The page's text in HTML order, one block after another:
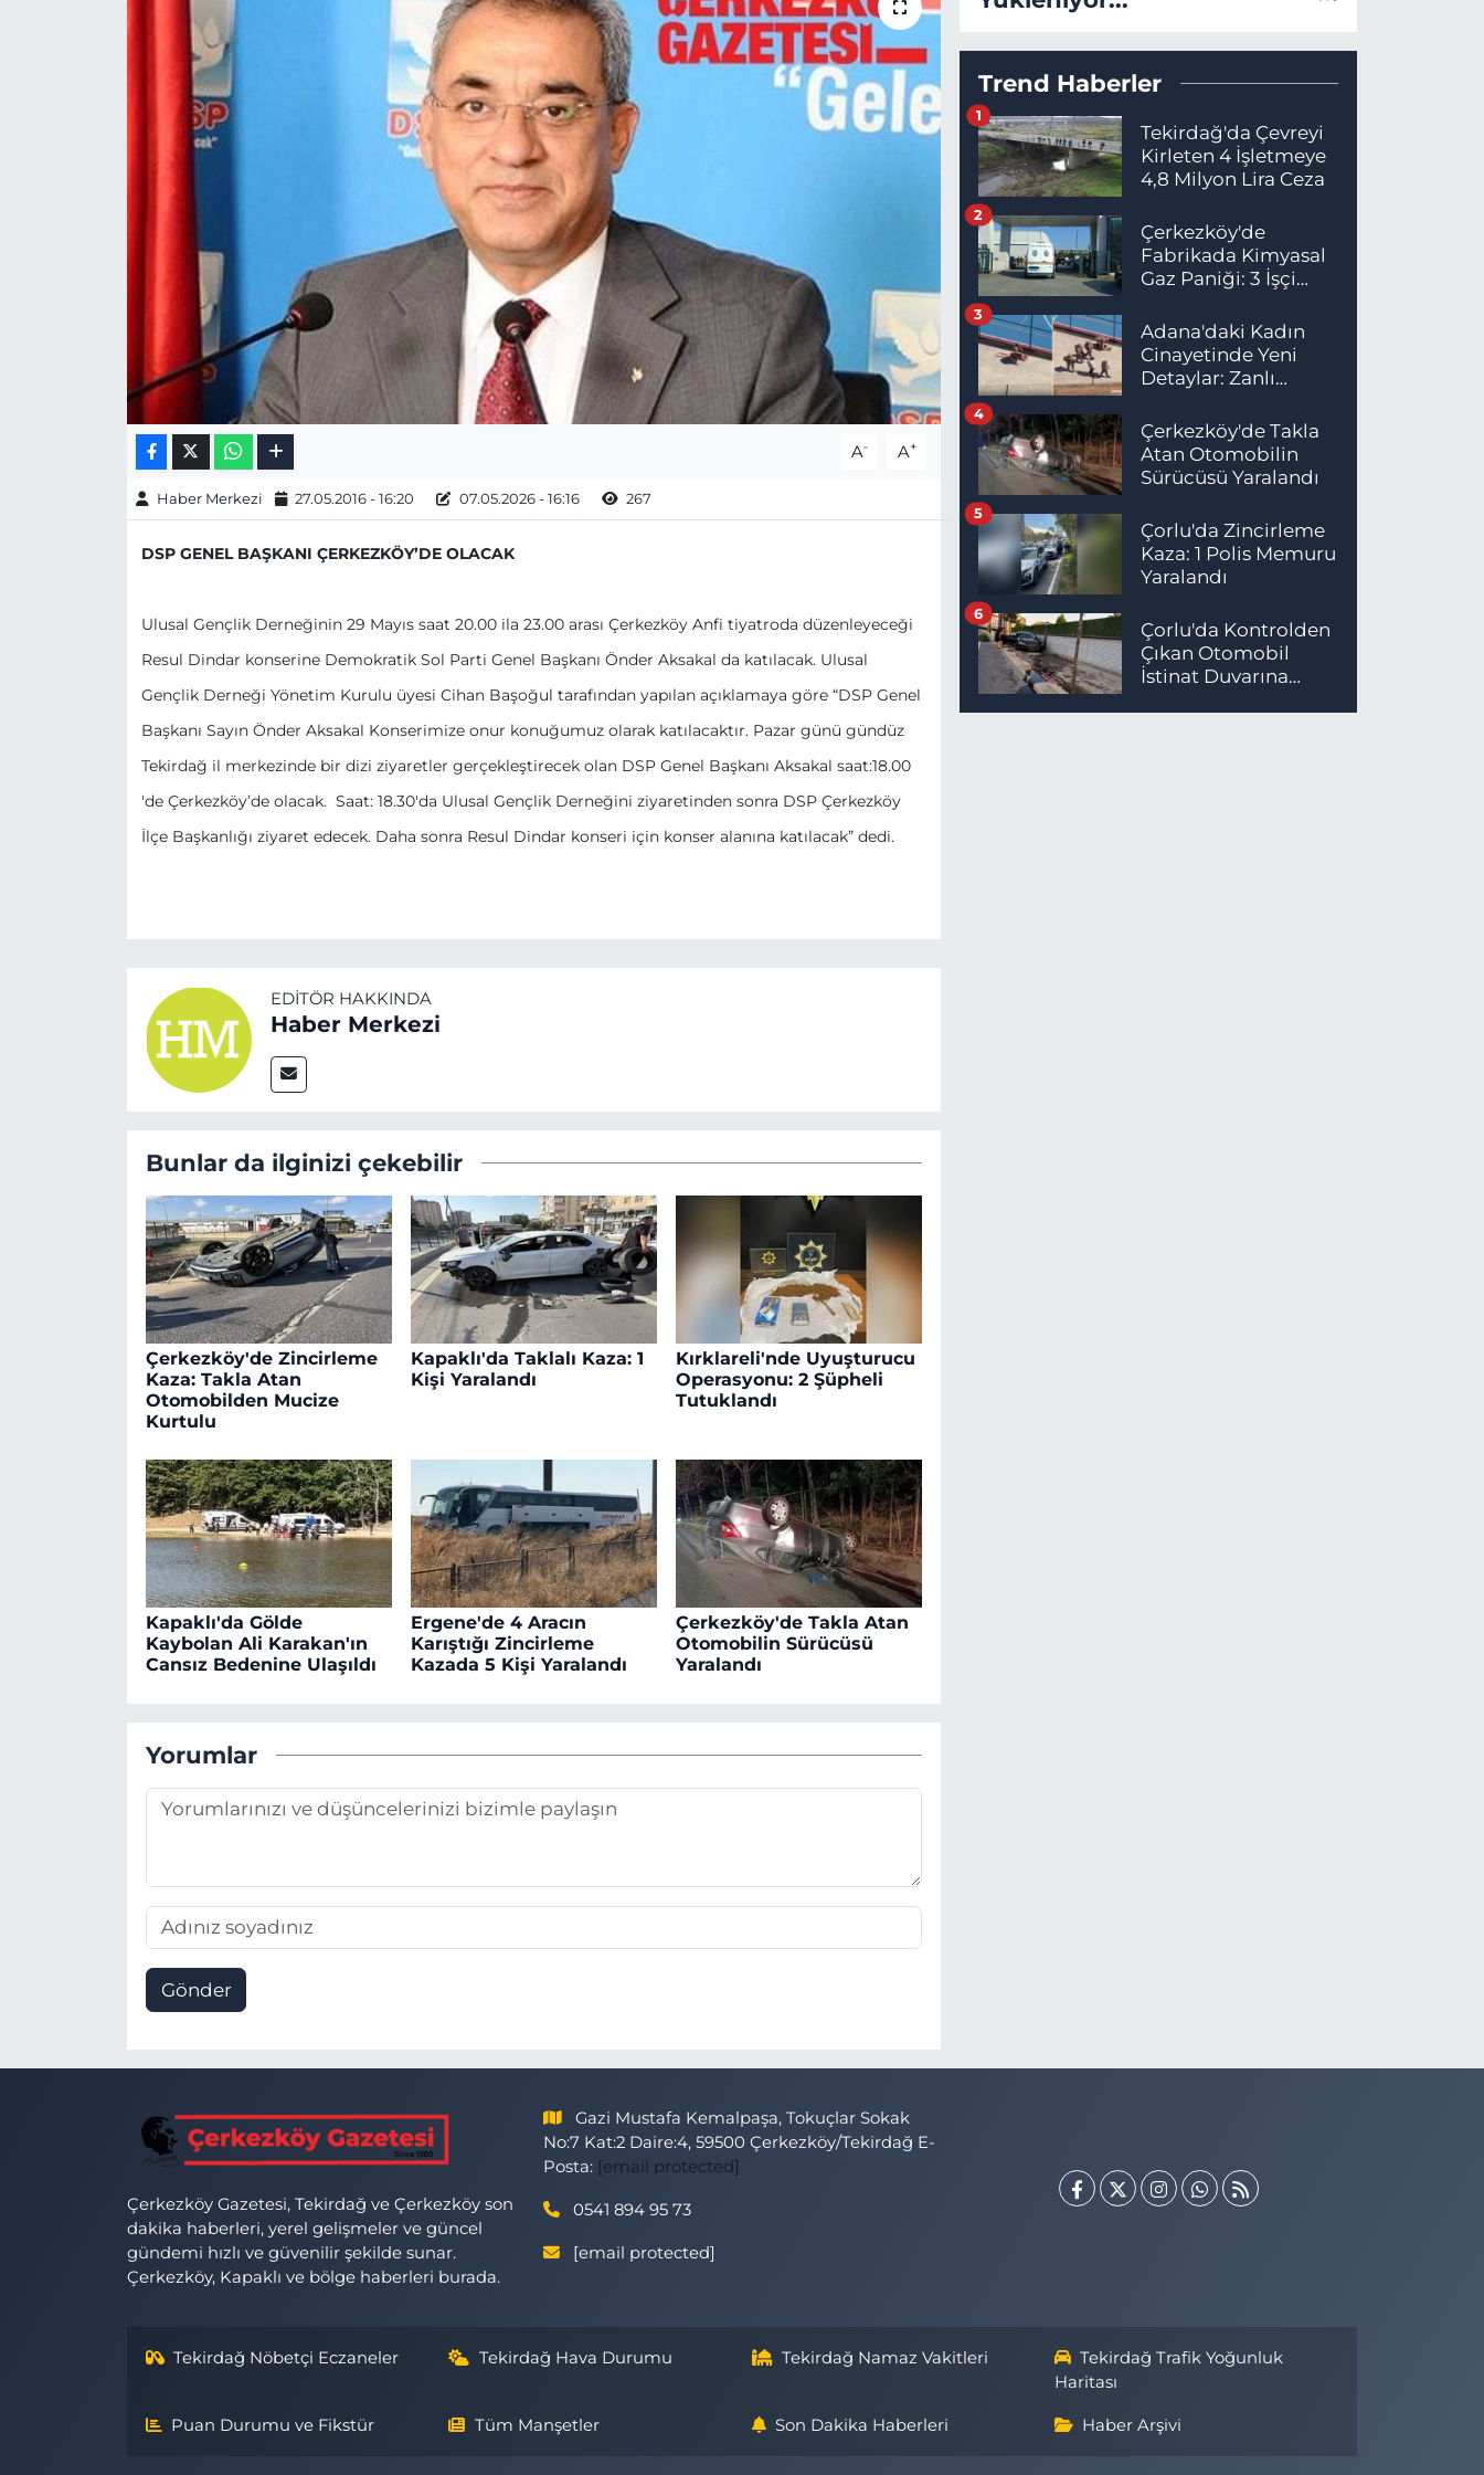
A- A+
Haber Merkezi 27.05.2016 - 16:20 07.05.2026 - 16:16 267
DSP GENEL BAŞKANI ÇERKEZKÖY’DE OLACAK
Ulusal Gençlik Derneğinin 29 Mayıs saat 20.00 ila 23.00 arası Çerkezköy Anfi tiyatroda düzenleyeceği
Resul Dindar konserine Demokratik Sol Parti Genel Başkanı Önder Aksakal da katılacak. Ulusal
Gençlik Derneği Yönetim Kurulu üyesi Cihan Başoğul tarafından yapılan açıklamaya göre “DSP Genel
Başkanı Sayın Önder Aksakal Konserimize onur konuğumuz olarak katılacaktır. Pazar günü gündüz
Tekirdağ il merkezinde bir dizi ziyaretler gerçekleştirecek olan DSP Genel Başkanı Aksakal saat:18.00
'de Çerkezköy’de olacak. Saat: 18.30'da Ulusal Gençlik Derneğini ziyaretinden sonra DSP Çerkezköy
İlçe Başkanlığı ziyaret edecek. Daha sonra Resul Dindar konseri için konser alanına katılacak” dedi.
EDITÖR HAKKINDA
Haber Merkezi
Bunlar da ilginizi çekebilir
Çerkezköy'de Zincirleme
Kaza: Takla Atan
Otomobilden Mucize
Kurtulu
Kapaklı'da Taklalı Kaza: 1
Kişi Yaralandı
Kırklareli'nde Uyuşturucu
Operasyonu: 2 Şüpheli
Tutuklandı
Kapaklı'da Gölde
Kaybolan Ali Karakan'ın
Cansız Bedenine Ulaşıldı
Ergene'de 4 Aracın
Karıştığı Zincirleme
Kazada 5 Kişi Yaralandı
Çerkezköy'de Takla Atan
Otomobilin Sürücüsü
Yaralandı
Yorumlar
Gönder
Trend Haberler
Tekirdağ'da Çevreyi
Kirleten 4 İşletmeye
4,8 Milyon Lira Ceza
1
Çerkezköy'de
Fabrikada Kimyasal
Gaz Paniği: 3 İşçi
2
Adana'daki Kadın
Cinayetinde Yeni
Detaylar: Zanlı
Yakalandı
3
Çerkezköy'de Takla
Atan Otomobilin
Sürücüsü Yaralandı
4
Çorlu'da Zincirleme
Kaza: 1 Polis Memuru
Yaralandı
5
Çorlu'da Kontrolden
Çıkan Otomobil
İstinat Duvarına
6
Çerkezköy Gazetesi, Tekirdağ ve Çerkezköy son
dakika haberleri, yerel gelişmeler ve güncel
gündemi hızlı ve güvenilir şekilde sunar.
Çerkezköy, Kapaklı ve bölge haberleri burada.
Gazi Mustafa Kemalpaşa, Tokuçlar Sokak
No:7 Kat:2 Daire:4, 59500 Çerkezköy/Tekirdağ E-
Posta: [email protected]
0541 894 95 73
[email protected]
Tekirdağ Nöbetçi Eczaneler Tekirdağ Hava Durumu Tekirdağ Namaz Vakitleri
Tekirdağ Trafik Yoğunluk
Haritası
Puan Durumu ve Fikstür Tüm Manşetler Son Dakika Haberleri Haber Arşivi
Gizlilik Sözleşmesi